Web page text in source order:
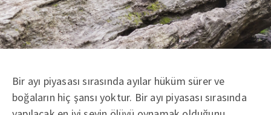
Bir ayı piyasası sırasında ayılar hüküm sürer ve
boğaların hiç şansı yoktur. Bir ayı piyasası sırasında